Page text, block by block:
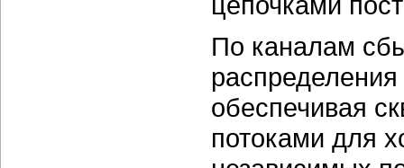
По каналам
обеспечивая
потоками для